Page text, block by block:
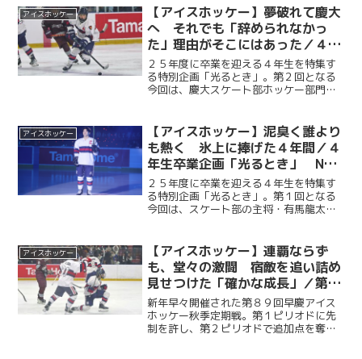
た。 第１ピリオドにＦW・芝田光希（経
３・都市大附属）のゴール...
アイスホッケー
【アイスホッケー】夢破れて慶大
へ それでも「辞められなかっ
た」理由がそこにはあった／４年
生卒業企画「光るとき」 No.
２・勝見斗軌
２５年度に卒業を迎える４年生を特集す
る特別企画「光るとき」。第２回となる
今回は、慶大スケート部ホッケー部門が
「氷上の格闘技」の名を体現するような
彼の...
アイスホッケー
【アイスホッケー】泥臭く誰より
も熱く 氷上に捧げた４年間／４
年生卒業企画「光るとき」 No.
１・有馬龍太
２５年度に卒業を迎える４年生を特集す
る特別企画「光るとき」。第１回となる
今回は、スケート部の主将・有馬龍太
点が欲しい時に得点を決めるチームの柱
に成長した。４年生では主...
アイスホッケー
【アイスホッケー】連覇ならず
も、堂々の激闘 宿敵を追い詰め
見せつけた「確かな成長」／第８
９回早慶アイスホッケー秋季定期
戦
新年早々開催された第８９回早慶アイス
ホッケー秋季定期戦。第１ピリオドに先
制を許し、第２ピリオドで追加点を奪わ